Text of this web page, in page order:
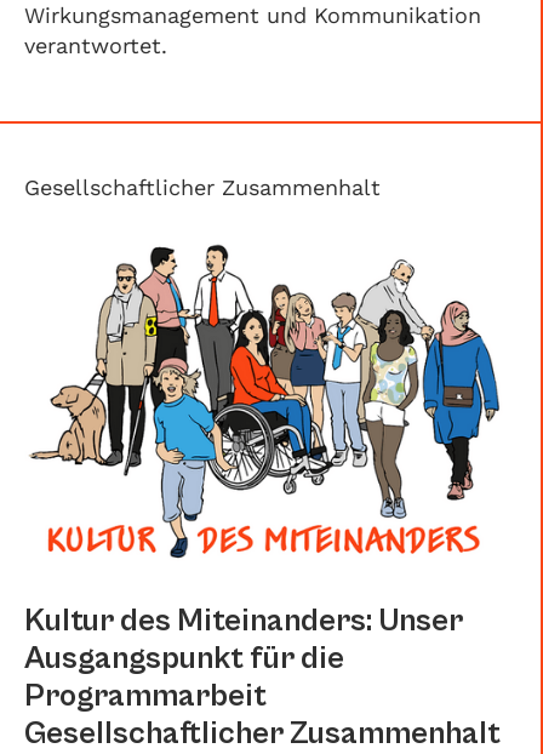
Wirkungsmanagement und Kommunikation
verantwortet.
Gesellschaftlicher Zusammenhalt
Kultur des Miteinanders: Unser
Ausgangspunkt für die
Programmarbeit
Gesellschaftlicher Zusammenhalt